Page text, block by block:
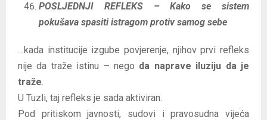
POSLJEDNJI REFLEKS – Kako se sistem
pokušava spasiti istragom protiv samog sebe
…kada institucije izgube povjerenje, njihov prvi refleks
nije da traže istinu – nego da naprave iluziju da je
traže
U Tuzli, taj refleks je sada aktiviran.
Pod pritiskom javnosti, sudovi i pravosudna vijeća